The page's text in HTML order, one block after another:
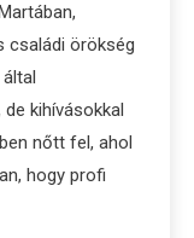
családi örökség
kihívásokkal
nőtt fel, ahol
hogy profi